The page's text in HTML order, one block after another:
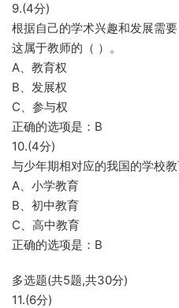
9.(4分)
根据自己的学术兴趣和发展需
这属于教师的（ ）。
A、教育权
B、发展权
C、参与权
正确的选项是：B
10.(4分)
与少年期相对应的我国的学校教
A、小学教育
B、初中教育
C、高中教育
正确的选项是：B
多选题(共5题,共30分)
11.(6分)